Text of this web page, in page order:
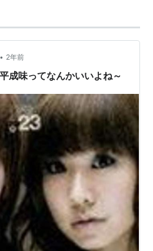
• 2年前
成味ってなんかいいよね～